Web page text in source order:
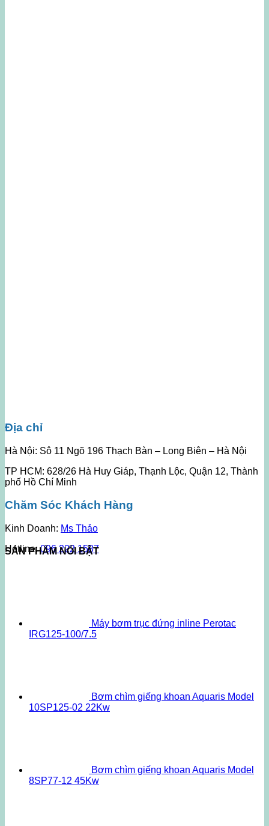
Địa chỉ
Hà Nội: Sô 11 Ngõ 196 Thạch Bàn – Long Biên – Hà Nội
TP HCM: 628/26 Hà Huy Giáp, Thạnh Lộc, Quận 12, Thành
phố Hồ Chí Minh
Chăm Sóc Khách Hàng
Kinh Doanh: Ms Thảo
Hotline:096 222 1587
SẢN PHẨM NỔI BẬT
Máy bơm trục đứng inline Perotac
IRG125-100/7.5
Bơm chìm giếng khoan Aquaris Model
10SP125-02 22Kw
Bơm chìm giếng khoan Aquaris Model
8SP77-12 45Kw